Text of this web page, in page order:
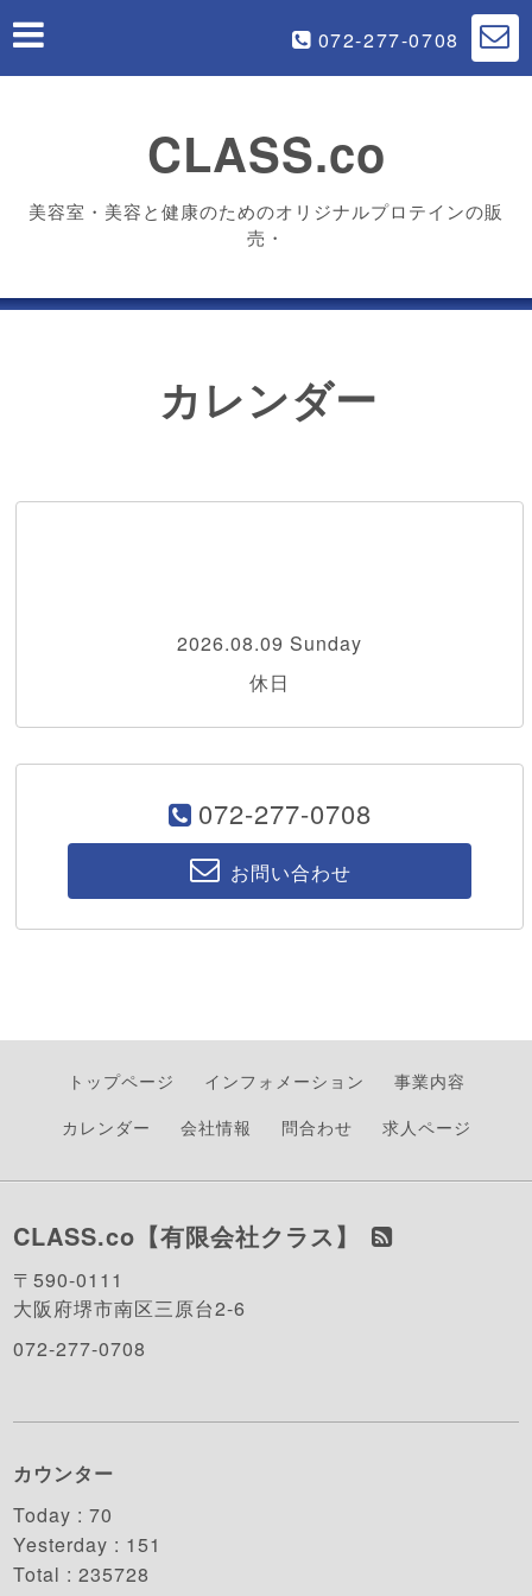
072-277-0708
CLASS.co
美容室・美容と健康のためのオリジナルプロテインの販
売・
カレンダー
2026.08.09 Sunday
休日
072-277-0708
お問い合わせ
トップページ インフォメーション
事業内容
カレンダー
会社情報 問合わせ 求人ページ
CLASS.co【有限会社クラス】
〒590-0111
大阪府堺市南区三原台2-6
072-277-0708
カウンター
Today :70
Yesterday : 151
Total :235728